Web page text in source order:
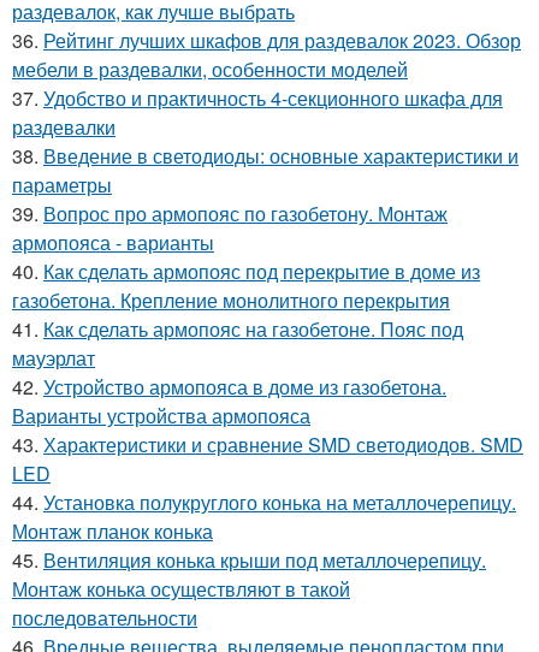
раздевалок, как лучше выбрать
36. Рейтинг лучших шкафов для раздевалок 2023. Обзор
мебели в раздевалки, особенности моделей
37. Удобство и практичность 4-секционного шкафа для
раздевалки
38. Введение в светодиоды: основные характеристики и
параметры
39. Вопрос про армопояс по газобетону. Монтаж
армопояса - варианты
40. Как сделать армопояс под перекрытие в доме из
газобетона. Крепление монолитного перекрытия
41. Как сделать армопояс на газобетоне. Пояс под
мауэрлат
42. Устройство армопояса в доме из газобетона.
Варианты устройства армопояса
43. Характеристики и сравнение SMD светодиодов. SMD
LED
44. Установка полукруглого конька на металлочерепицу.
Монтаж планок конька
45. Вентиляция конька крыши под металлочерепицу.
Монтаж конька осуществляют в такой
последовательности